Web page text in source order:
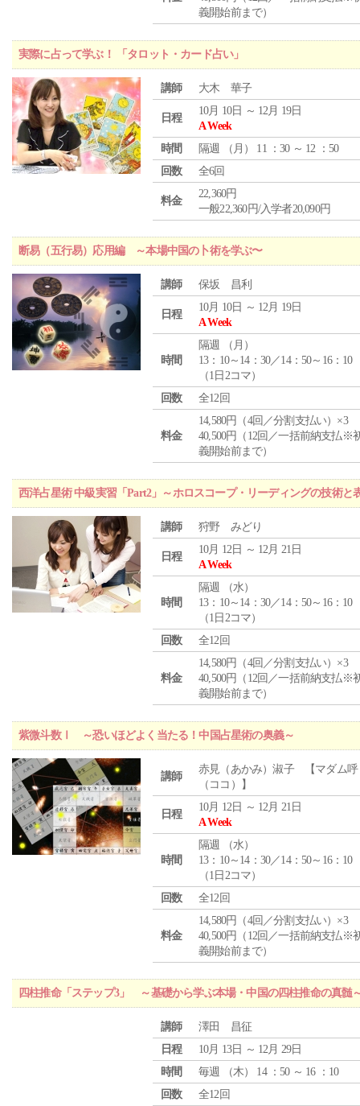
義開始前まで）
実際に占って学ぶ！ 「タロット・カード占い」
講師 大木 華子
日程
10月 10日 ～ 12月 19日
A Week
時間
隔週 （ 月 ） 11 ：30 ～ 12 ：50
回数
全6回
料金
22,360円
一般22,360円/入学者20,090円
断易（五行易）応用編 ～本場中国の卜術を学ぶ〜
講師 保坂 昌利
日程
10月 10日 ～ 12月 19日
A Week
時間
隔週 （ 月 ）
13：10～14：30／14：50～16：10
（1日2コマ）
回数
全12回
料金
14,580円（4回／分割支払い）×3
40,500円（12回／一括前納支払※
義開始前まで）
西洋占星術 中級実習「Part2」～ホロスコープ・リーディングの技術と
講師 狩野 みどり
日程
10月 12日 ～ 12月 21日
A Week
時間
隔週 （水）
13：10～14：30／14：50～16：10
（1日2コマ）
回数
全12回
料金
14,580円（4回／分割支払い）×3
40,500円（12回／一括前納支払※
義開始前まで）
紫微斗数Ⅰ ～恐いほどよく当たる！中国占星術の奥義～
講師
赤見（あかみ）淑子 【マダム呼
（ココ）】
日程
10月 12日 ～ 12月 21日
A Week
時間
隔週 （水）
13：10～14：30／14：50～16：10
（1日2コマ）
回数
全12回
料金
14,580円（4回／分割支払い）×3
40,500円（12回／一括前納支払※
義開始前まで）
四柱推命「ステップ3」 ～基礎から学ぶ本場・中国の四柱推命の真髄
講師
澤田 昌征
日程
10月 13日 ～ 12月 29日
時間
毎週 （木） 14 ：50 ～ 16 ：10
回数
全12回